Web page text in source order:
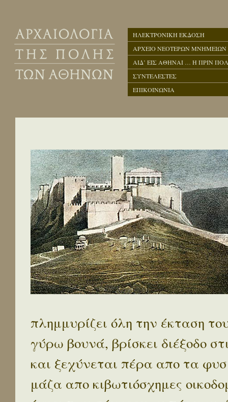
ΗΛΕΚΤΡΟΝΙΚΗ ΕΚΔΟΣΗ
ΑΡΧΕΙΟ ΝΕΟΤΕΡΩΝ ΜΝΗΜΕΙΩΝ
ΑΙΔ’ ΕΙΣ ΑΘΗΝΑΙ … Η ΠΡΙΝ
ΣΥΝΤΕΛΕΣΤΕΣ
ΕΠΙΚΟΙΝΩΝΙΑ
πλημμυρίζει όλη την έκταση
γύρω βουνά, βρίσκει διέξοδο
και ξεχύνεται πέρα απο τα
μάζα απο κιβωτιόσχημες